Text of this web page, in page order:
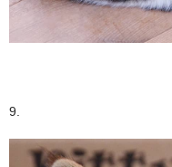
9.